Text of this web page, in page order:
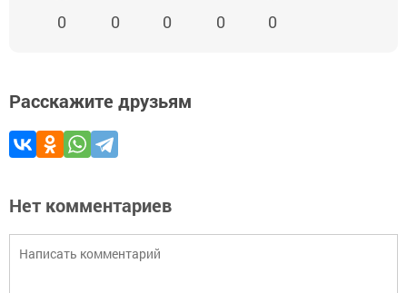
0 0 0 0 0
Расскажите друзьям
Нет комментариев